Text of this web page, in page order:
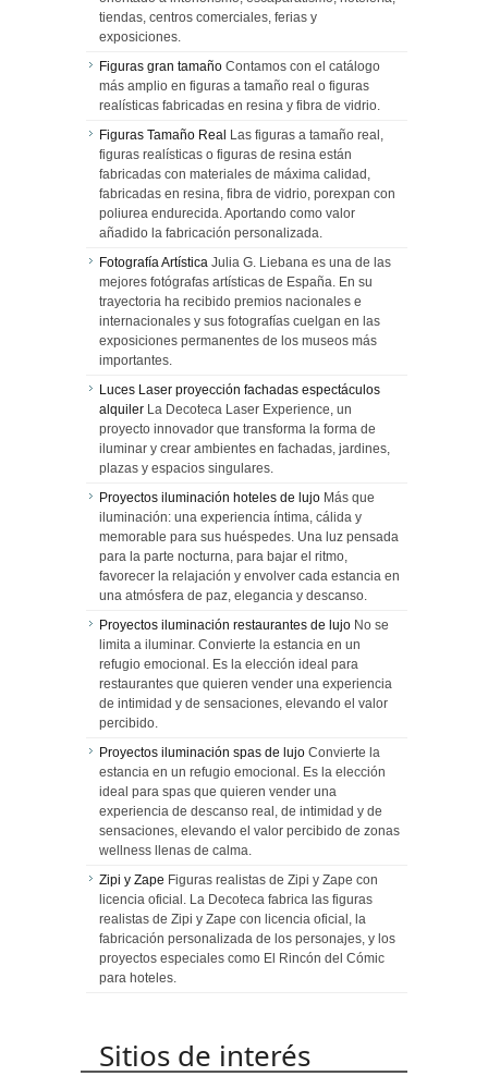
tiendas, centros comerciales, ferias y
exposiciones.
Figuras gran tamaño Contamos con el catálogo
más amplio en figuras a tamaño real o figuras
realísticas fabricadas en resina y fibra de vidrio.
Figuras Tamaño Real Las figuras a tamaño real,
figuras realísticas o figuras de resina están
fabricadas con materiales de máxima calidad,
fabricadas en resina, fibra de vidrio, porexpan con
poliurea endurecida. Aportando como valor
añadido la fabricación personalizada.
Fotografía Artística Julia G. Liebana es una de las
mejores fotógrafas artísticas de España. En su
trayectoria ha recibido premios nacionales e
internacionales y sus fotografías cuelgan en las
exposiciones permanentes de los museos más
importantes.
Luces Laser proyección fachadas espectáculos
alquiler La Decoteca Laser Experience, un
proyecto innovador que transforma la forma de
iluminar y crear ambientes en fachadas, jardines,
plazas y espacios singulares.
Proyectos iluminación hoteles de lujo Más que
iluminación: una experiencia íntima, cálida y
memorable para sus huéspedes. Una luz pensada
para la parte nocturna, para bajar el ritmo,
favorecer la relajación y envolver cada estancia en
una atmósfera de paz, elegancia y descanso.
Proyectos iluminación restaurantes de lujo No se
limita a iluminar. Convierte la estancia en un
refugio emocional. Es la elección ideal para
restaurantes que quieren vender una experiencia
de intimidad y de sensaciones, elevando el valor
percibido.
Proyectos iluminación spas de lujo Convierte la
estancia en un refugio emocional. Es la elección
ideal para spas que quieren vender una
experiencia de descanso real, de intimidad y de
sensaciones, elevando el valor percibido de zonas
wellness llenas de calma.
Zipi y Zape Figuras realistas de Zipi y Zape con
licencia oficial. La Decoteca fabrica las figuras
realistas de Zipi y Zape con licencia oficial, la
fabricación personalizada de los personajes, y los
proyectos especiales como El Rincón del Cómic
para hoteles.
Sitios de interés